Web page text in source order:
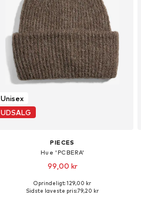
Unisex
UDSALG
PIECES
Hue 'PCBERA'
99,00 kr
Tilgængelige størrelser: 55-60
Oprindeligt: 129,00 kr
Sidste laveste pris:79,20 kr